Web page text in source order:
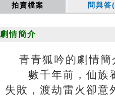
拍賣檔案 問與
劇情簡介
青青狐吟的劇情簡
數千年前，仙族饕
失敗，渡劫雷火卻意